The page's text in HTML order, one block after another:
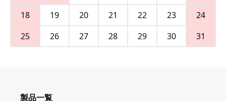
18
19 20 21 22 23
24
25
26 27 28 29 30 31
製品一覧